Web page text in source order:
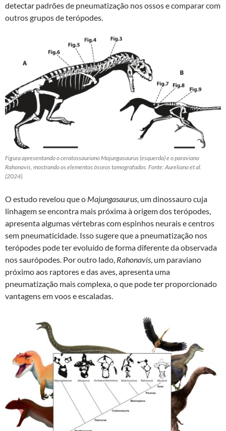
detectar padrões de pneumatização nos ossos e comparar com
outros grupos de terópodes.
Figura apresentando o ceratossauriano Majungasaurus (esquerda) e o paraviano
Rahonavis, mostrando os elementos ósseos tomografados. Fonte: Aureliano et al.
(2024).
O estudo revelou que o Majungasaurus, um dinossauro cuja
linhagem se encontra mais próxima à origem dos terópodes,
apresenta algumas vértebras com espinhos neurais e centros
sem pneumaticidade. Isso sugere que a pneumatização nos
terópodes pode ter evoluído de forma diferente da observada
nos saurópodes. Por outro lado, Rahonavis, um paraviano
próximo aos raptores e das aves, apresenta uma
pneumatização mais complexa, o que pode ter proporcionado
vantagens em voos e escaladas.